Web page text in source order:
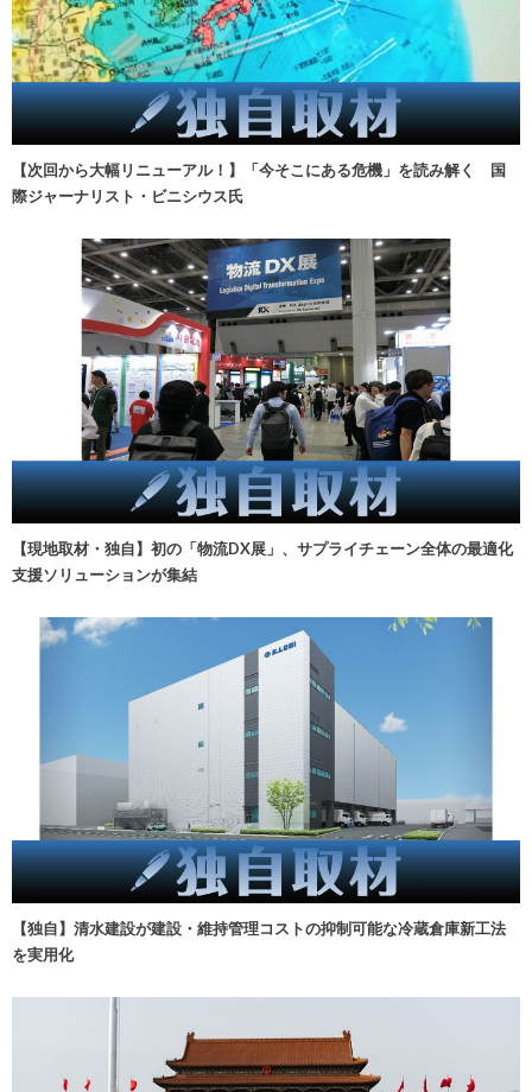
【次回から大幅リニューアル！】「今そこにある危機」を読み解く 国
際ジャーナリスト・ビニシウス氏
【現地取材・独自】初の「物流DX展」、サプライチェーン全体の最適化
支援ソリューションが集結
【独自】清水建設が建設・維持管理コストの抑制可能な冷蔵倉庫新工法
を実用化